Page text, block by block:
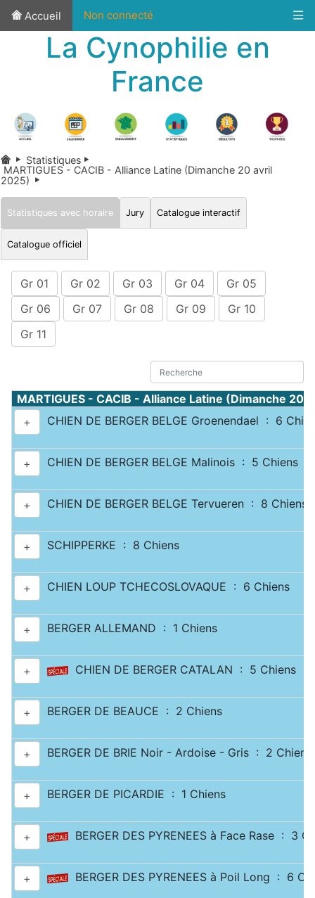
Accueil Non connecté
La Cynophilie en
France
Statistiques
MARTIGUES - CACIB - Alliance Latine (Dimanche 20 avril
2025)
Statistiques avec horaire Jury Catalogue interactif
Catalogue officiel
Gr 01 Gr 02 Gr 03 Gr 04
Gr 05
Gr 06
Gr 07 Gr 08 Gr 09
Gr 10
Gr 11
MARTIGUES - CACIB - Alliance Latine (Dimanche
+
CHIEN DE BERGER BELGE Groenendael : 6
+ CHIEN DE BERGER BELGE Malinois : 5 Chiens
+ CHIEN DE BERGER BELGE Tervueren : 8 Chiens
+ SCHIPPERKE : 8 Chiens
+ CHIEN LOUP TCHECOSLOVAQUE : 6 Chiens
+ BERGER ALLEMAND : 1 Chiens
+ CHIEN DE BERGER CATALAN : 5 Chiens
+ BERGER DE BEAUCE : 2 Chiens
+ BERGER DE BRIE Noir - Ardoise - Gris : 2 Chiens
+ BERGER DE PICARDIE : 1 Chiens
+ BERGER DES PYRENEES à Face Rase : 3
+ BERGER DES PYRENEES à Poil Long : 6